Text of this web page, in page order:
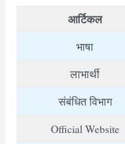
आर्टिकल
भाषा
लाभार्थी
संबंधित विभाग
Official Website